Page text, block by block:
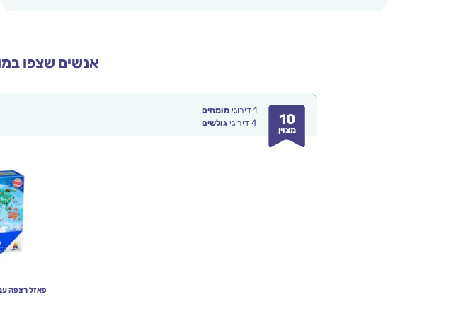
אנשים שצפו
10
מצוין
1 דירוגימומחים
4 דירוגיגולשים
פאזל רצפה ענק